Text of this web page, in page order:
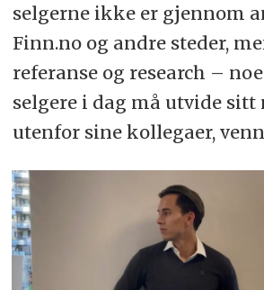
selgerne ikke er gjennom
Finn.no og andre steder,
referanse og research –
selgere i dag må utvide sitt
utenfor sine kollegaer,